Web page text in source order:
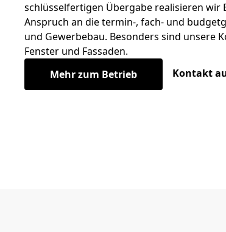
schlüsselfertigen Übergabe realisieren
Anspruch an die termin-, fach- und
und Gewerbebau. Besonders sind unsere
Fenster und Fassaden.
Mehr zum Betrieb
Kontakt